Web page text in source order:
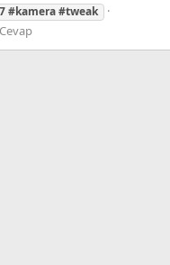
#kamera#tweak